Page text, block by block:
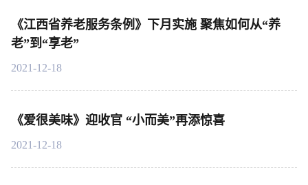
《江西省养老服务条例》下月实施 聚焦如何从“养
老”到“享老”
2021-12-18
《爱很美味》迎收官 “小而美”再添惊喜
2021-12-18